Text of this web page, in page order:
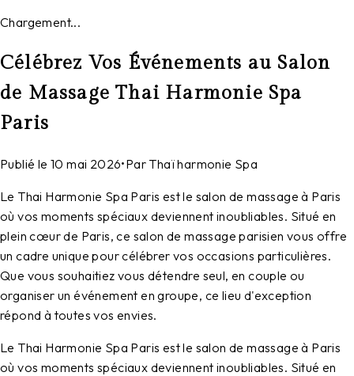
Chargement...
Célébrez Vos Événements au Salon
de Massage Thai Harmonie Spa
Paris
Publié le 10 mai 2026•Par Thaï harmonie Spa
Le Thai Harmonie Spa Paris est le salon de massage à Paris
où vos moments spéciaux deviennent inoubliables. Situé en
plein cœur de Paris, ce salon de massage parisien vous offre
un cadre unique pour célébrer vos occasions particulières.
Que vous souhaitiez vous détendre seul, en couple ou
organiser un événement en groupe, ce lieu d'exception
répond à toutes vos envies.
Le Thai Harmonie Spa Paris est le salon de massage à Paris
où vos moments spéciaux deviennent inoubliables. Situé en